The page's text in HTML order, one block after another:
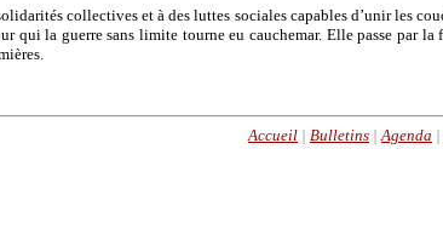
collectives et à des luttes sociales capables d’unir les
qui la guerre sans limite tourne eu cauchemar. Elle passe par
Accueil | Bulletins | Agenda |